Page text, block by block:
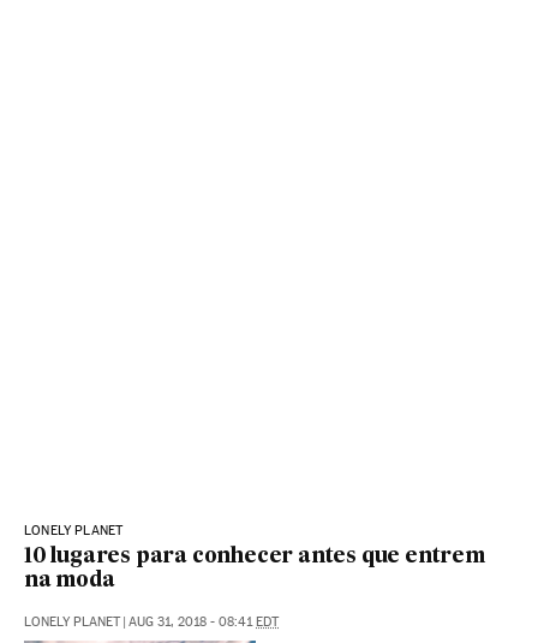
LONELY PLANET
10 lugares para conhecer antes que entrem
na moda
LONELY PLANET | AUG 31, 2018 - 08:41EDT